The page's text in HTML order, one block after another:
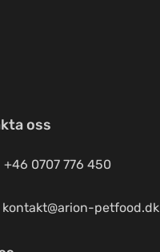
oss
+46 0707 776 450
kontakt@arion-petfood.dk